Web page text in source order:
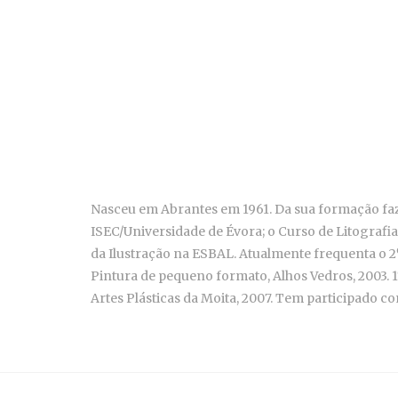
Nasceu em Abrantes em 1961. Da sua formação
ISEC/Universidade de Évora; o Curso de
da Ilustração na ESBAL. Atualmente frequenta o
Pintura de pequeno formato, Alhos Vedros,
Artes Plásticas da Moita, 2007. Tem participado